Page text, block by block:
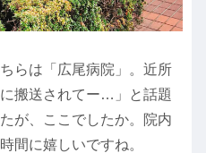
らは「広尾病院」。近所
搬送されてー…」と話題
が、ここでしたか。院内
間に嬉しいですね。